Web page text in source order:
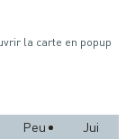
la carte en popup
Peu
Jui